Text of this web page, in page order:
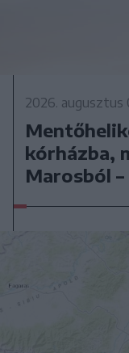
2026.
kórházba,
Marosból